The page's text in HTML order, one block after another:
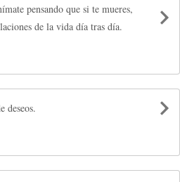
pensando que si te mueres,
de la vida día tras día.
deseos.